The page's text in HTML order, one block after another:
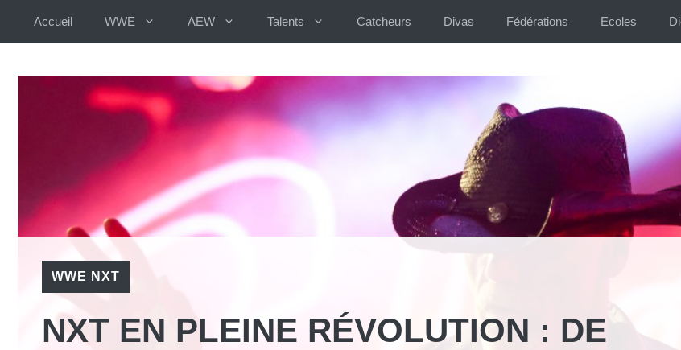
Accueil WWE AEW Talents Catcheurs Divas Fédérations Ecoles
WWE NXT
NXT EN PLEINE RÉVOLUTION : DE